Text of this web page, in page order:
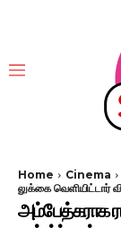
Home Cinema
லுக்கை வெளியிட்டார்
அம்பேத்கராக